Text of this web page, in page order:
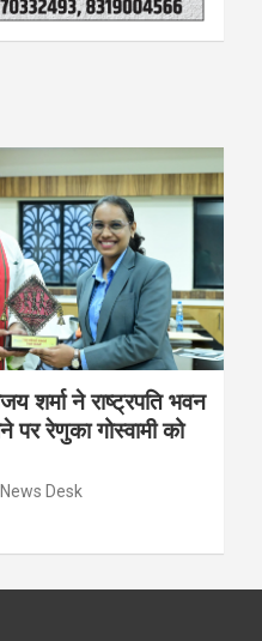
शर्मा ने राष्ट्रपति भवन
रेणुका गोस्वामी को
News Desk